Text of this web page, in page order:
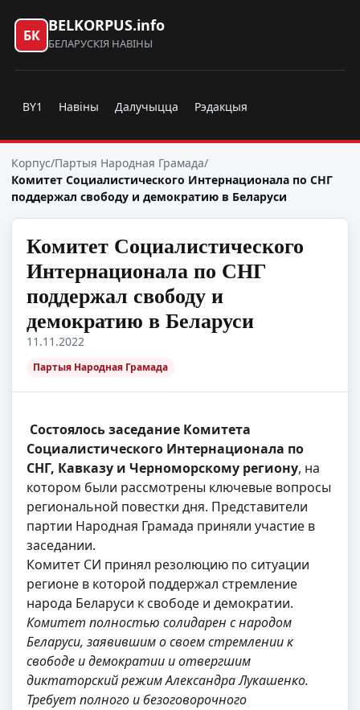
БК
BELKORPUS.info
БЕЛАРУСКІЯ НАВІНЫ
BY1 Навіны Далучыцца Рэдакцыя
Корпус/Партыя Народная Грамада/
Комитет Социалистического Интернационала по СНГ
поддержал свободу и демократию в Беларуси
Комитет Социалистического
Интернационала по СНГ
поддержал свободу и
демократию в Беларуси
11.11.2022
Партыя Народная Грамада
Состоялось заседание Комитета
Социалистического Интернационала по
СНГ, Кавказу и Черноморскому региону, на
котором были рассмотрены ключевые вопросы
региональной повестки дня. Представители
партии Народная Грамада приняли участие в
заседании.
Комитет СИ принял резолюцию по ситуации
регионе в которой поддержал стремление
народа Беларуси к свободе и демократии.
Комитет полностью солидарен с народом
Беларуси, заявившим о своем стремлении к
свободе и демократии и отвергшим
диктаторский режим Александра Лукашенко.
Требует полного и безоговорочного